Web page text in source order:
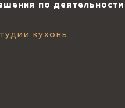
по деятельности
кухонь